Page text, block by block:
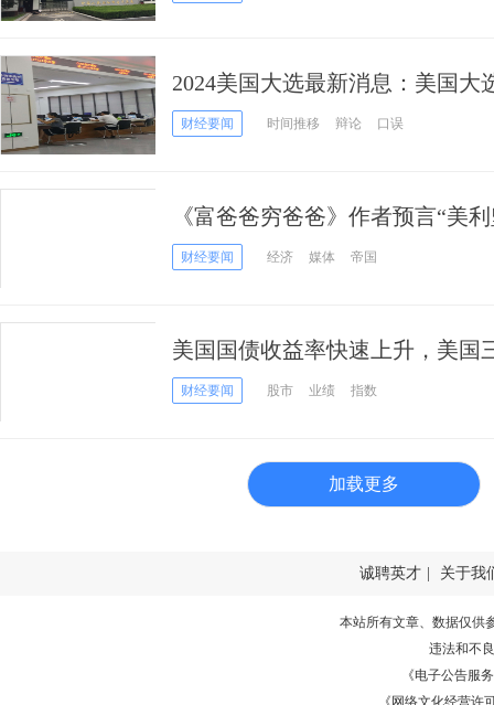
2024美国大选最新消息：美国大
危机
财经要闻 时间推移 辩论 口误
《富爸爸穷爸爸》作者预言“美
帝国的崩溃相似
财经要闻 经济 媒体 帝国
美国国债收益率快速上升，美国
财经要闻 股市 业绩 指数
加载更多
诚聘英才 关于我
本站所有文章、数据仅供
违法和不
《电子公告服务
《网络文化经营许